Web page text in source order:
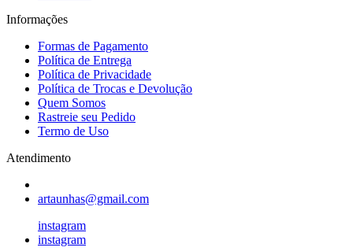
Informações
Formas de Pagamento
Política de Entrega
Política de Privacidade
Política de Trocas e Devolução
Quem Somos
Rastreie seu Pedido
Termo de Uso
Atendimento
artaunhas@gmail.com
instagram
instagram